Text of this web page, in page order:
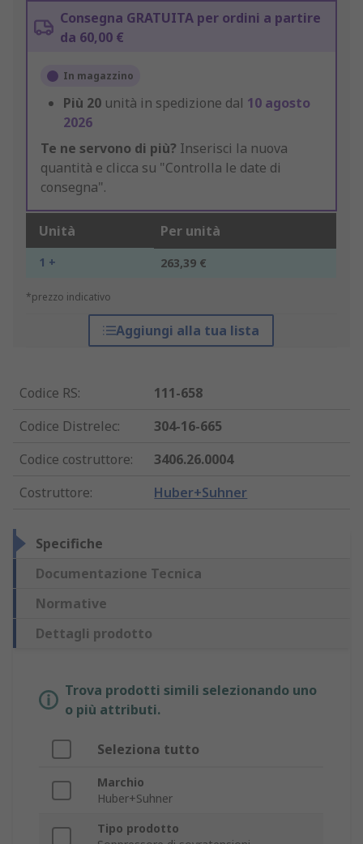
Consegna GRATUITA per ordini a partire
da 60,00 €
In magazzino
Più 20 unità in spedizione dal 10 agosto
2026
Te ne servono di più? Inserisci la nuova
quantità e clicca su "Controlla le date di
consegna".
Unità Per unità
1 + 263,39 €
*prezzo indicativo
Aggiungi alla tua lista
Codice RS:
111-658
Codice Distrelec:
304-16-665
Codice costruttore:
3406.26.0004
Costruttore: Huber+Suhner
Specifiche
Documentazione Tecnica
Normative
Dettagli prodotto
Trova prodotti simili selezionando uno
o più attributi.
Seleziona tutto
Marchio
Huber+Suhner
Tipo prodotto